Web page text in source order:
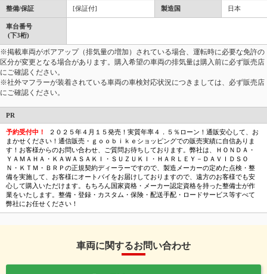
整備/保証 [保証付] 製造国 日本
車台番号
(下3桁)
※掲載車両がボアアップ（排気量の増加）されている場合、運転時に必要な免許の
区分が変更となる場合があります。購入希望の車両の排気量は購入前に必ず販売店
にご確認ください。
※社外マフラーが装着されている車両の車検対応状況につきましては、必ず販売店
にご確認ください。
PR
予約受付中！
２０２５年４月１５発売！実質年率４．５％ローン！通販安心して、お
まかせください！通信販売・ｇｏｏｂｉｋｅショッピングでの販売実績に自信ありま
す！お客様からのお問い合わせ、ご質問お待ちしております。弊社は、ＨＯＮＤＡ・
ＹＡＭＡＨＡ・ＫＡＷＡＳＡＫＩ・ＳＵＺＵＫＩ・ＨＡＲＬＥＹ－ＤＡＶＩＤＳＯ
Ｎ・ＫＴＭ・ＢＲＰの正規契約ディーラーですので、製造メーカーの定めた点検・整
備を実施して、お客様にオートバイをお届けしておりますので、遠方のお客様でも安
心して購入いただけます。もちろん国家資格・メーカー認定資格を持った整備士が作
業をいたします。整備・登録・カスタム・保険・配送手配・ロードサービス等すべて
弊社にお任せください！
車両に関するお問い合わせ